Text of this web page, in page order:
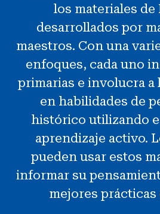
Asesoramiento a
Noticias y Eventos
Acerca de NHD
los materiales de
desarrollados por
maestros. Con una
enfoques, cada uno
primarias e involucra a
en habilidades de
histórico utilizando
aprendizaje activo.
pueden usar estos
informar su
mejores prácticas